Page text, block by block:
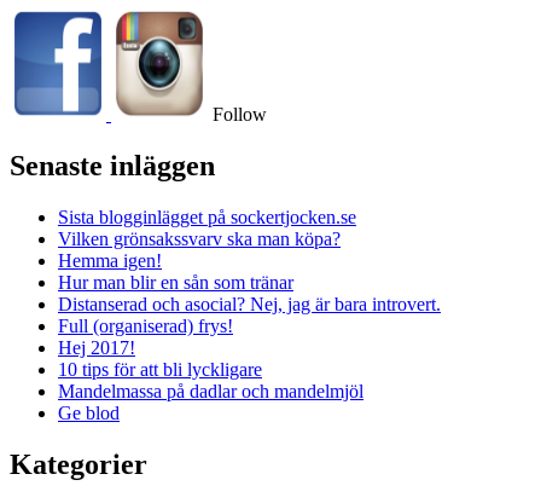
Follow
Senaste inläggen
Sista blogginlägget på sockertjocken.se
Vilken grönsakssvarv ska man köpa?
Hemma igen!
Hur man blir en sån som tränar
Distanserad och asocial? Nej, jag är bara introvert.
Full (organiserad) frys!
Hej 2017!
10 tips för att bli lyckligare
Mandelmassa på dadlar och mandelmjöl
Ge blod
Kategorier